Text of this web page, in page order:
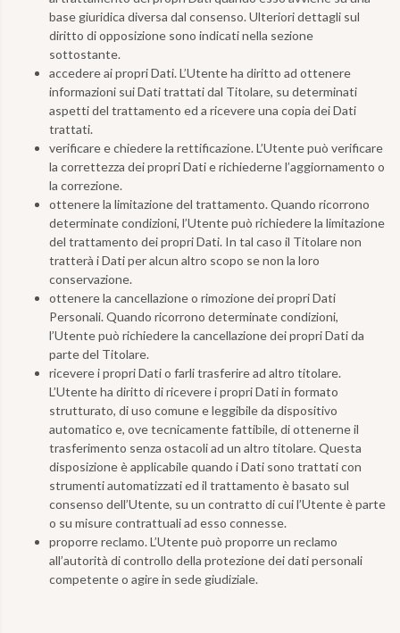
base giuridica diversa dal consenso. Ulteriori dettagli sul
diritto di opposizione sono indicati nella sezione
sottostante.
accedere ai propri Dati. L’Utente ha diritto ad ottenere
informazioni sui Dati trattati dal Titolare, su determinati
aspetti del trattamento ed a ricevere una copia dei Dati
trattati.
verificare e chiedere la rettificazione. L’Utente può verificare
la correttezza dei propri Dati e richiederne l’aggiornamento o
la correzione.
ottenere la limitazione del trattamento. Quando ricorrono
determinate condizioni, l’Utente può richiedere la limitazione
del trattamento dei propri Dati. In tal caso il Titolare non
tratterà i Dati per alcun altro scopo se non la loro
conservazione.
ottenere la cancellazione o rimozione dei propri Dati
Personali. Quando ricorrono determinate condizioni,
l’Utente può richiedere la cancellazione dei propri Dati da
parte del Titolare.
ricevere i propri Dati o farli trasferire ad altro titolare.
L’Utente ha diritto di ricevere i propri Dati in formato
strutturato, di uso comune e leggibile da dispositivo
automatico e, ove tecnicamente fattibile, di ottenerne il
trasferimento senza ostacoli ad un altro titolare. Questa
disposizione è applicabile quando i Dati sono trattati con
strumenti automatizzati ed il trattamento è basato sul
consenso dell’Utente, su un contratto di cui l’Utente è parte
o su misure contrattuali ad esso connesse.
proporre reclamo. L’Utente può proporre un reclamo
all’autorità di controllo della protezione dei dati personali
competente o agire in sede giudiziale.